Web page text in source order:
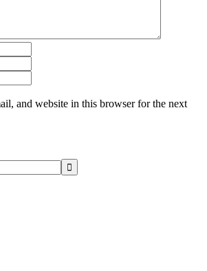
and website in this browser for the next